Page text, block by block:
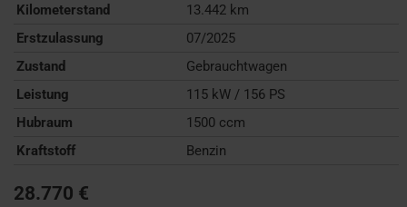
Kilometerstand
13.442 km
Erstzulassung
07/2025
Zustand
Gebrauchtwagen
Leistung
115 kW / 156 PS
Hubraum
1500 ccm
Kraftstoff
Benzin
28.770 €